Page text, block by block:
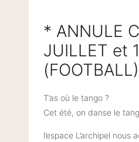
* ANNULE
JUILLET et
T’as où le tango ?
Cet été, on danse le
l’espace L’archipel nous